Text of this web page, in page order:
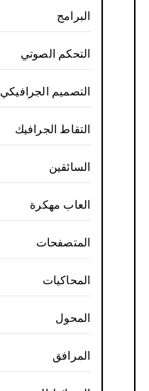
البرامج
التحكم الصوتي
التصميم الجرافيكي
التقاط الجرافيك
السائقين
العاب مهكرة
المتصفحات
المحاكيات
المحول
المرافق